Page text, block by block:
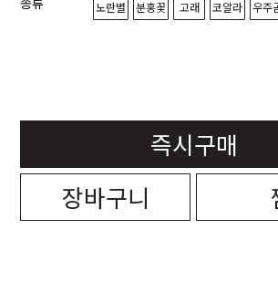
노란별 분홍꽃 고래 코알라 우주
즉시구매
장바구니